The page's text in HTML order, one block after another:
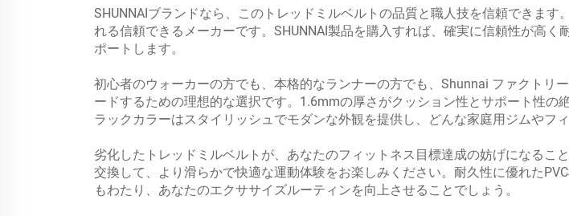
SHUNNAIブランドなら、このトレッドミルベルトの品質と職人技を信頼できま
れる信頼できるメーカーです。SHUNNAI製品を購入すれば、確実に信頼性が高
ポートします。
初心者のウォーカーの方でも、本格的なランナーの方でも、Shunnai ファクトリ
ードするための理想的な選択です。1.6mmの厚さがクッション性とサポート性
ラックカラーはスタイリッシュでモダンな外観を提供し、どんな家庭用ジムやフ
劣化したトレッドミルベルトが、あなたのフィットネス目標達成の妨げになるこ
交換して、より滑らかで快適な運動体験をお楽しみください。耐久性に優れた
もわたり、あなたのエクササイズルーティンを向上させることでしょう。